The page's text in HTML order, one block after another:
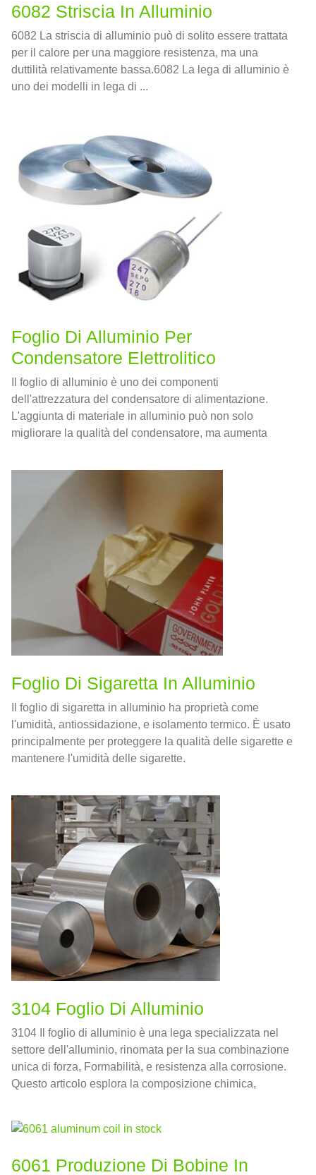
6082 Striscia In Alluminio
6082 La striscia di alluminio può di solito essere trattata
per il calore per una maggiore resistenza, ma una
duttilità relativamente bassa.6082 La lega di alluminio è
uno dei modelli in lega di ...
Foglio Di Alluminio Per
Condensatore Elettrolitico
Il foglio di alluminio è uno dei componenti
dell'attrezzatura del condensatore di alimentazione.
L'aggiunta di materiale in alluminio può non solo
migliorare la qualità del condensatore, ma aumenta
condensatore.
Foglio Di Sigaretta In Alluminio
Il foglio di sigaretta in alluminio ha proprietà come
l'umidità, antiossidazione, e isolamento termico. È usato
principalmente per proteggere la qualità delle sigarette e
mantenere l'umidità delle sigarette.
3104 Foglio Di Alluminio
3104 Il foglio di alluminio è una lega specializzata nel
settore dell'alluminio, rinomata per la sua combinazione
unica di forza, Formabilità, e resistenza alla corrosione.
Questo articolo esplora la composizione chimica,
6061 Produzione Di Bobine In